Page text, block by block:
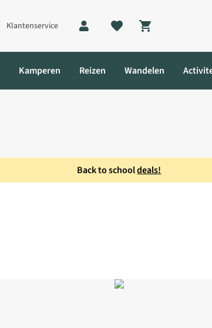
Klantenservice
Shopping cart
Kamperen Reizen Wandelen
Back to schooldeals!